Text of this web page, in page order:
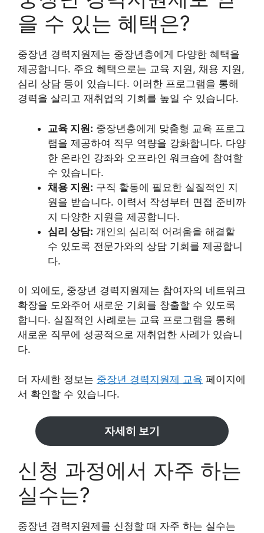
을 수 있는 혜택은?
중장년 경력지원제는 중장년층에게 다양한 혜택을
제공합니다. 주요 혜택으로는 교육 지원, 채용 지원,
심리 상담 등이 있습니다. 이러한 프로그램을 통해
경력을 살리고 재취업의 기회를 높일 수 있습니다.
교육 지원: 중장년층에게 맞춤형 교육 프로그
램을 제공하여 직무 역량을 강화합니다. 다양
한 온라인 강좌와 오프라인 워크숍에 참여할
수 있습니다.
채용 지원: 구직 활동에 필요한 실질적인 지
원을 받습니다. 이력서 작성부터 면접 준비까
지 다양한 지원을 제공합니다.
심리 상담: 개인의 심리적 어려움을 해결할
수 있도록 전문가와의 상담 기회를 제공합니
다.
이 외에도, 중장년 경력지원제는 참여자의 네트워크
확장을 도와주어 새로운 기회를 창출할 수 있도록
합니다. 실질적인 사례로는 교육 프로그램을 통해
새로운 직무에 성공적으로 재취업한 사례가 있습니
다.
더 자세한 정보는 중장년 경력지원제 교육 페이지에
서 확인할 수 있습니다.
자세히 보기
신청 과정에서 자주 하는
실수는?
중장년 경력지원제를 신청할 때 자주 하는 실수는